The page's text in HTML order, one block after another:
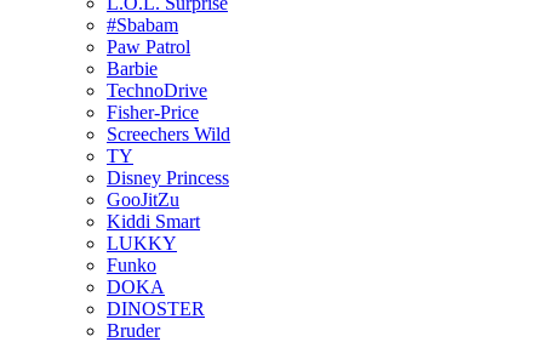
#Sbabam
Paw Patrol
Barbie
TechnoDrive
Fisher-Price
Screechers Wild
TY
Disney Princess
GooJitZu
Kiddi Smart
LUKKY
Funko
DOKA
DINOSTER
Bruder